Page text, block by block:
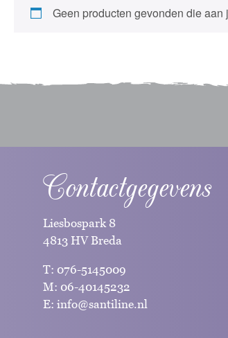
Geen producten gevonden die
Contactgegevens
Liesbospark 8
4813 HV Breda
T: 076-5145009
M: 06-40145232
E: info@santiline.nl